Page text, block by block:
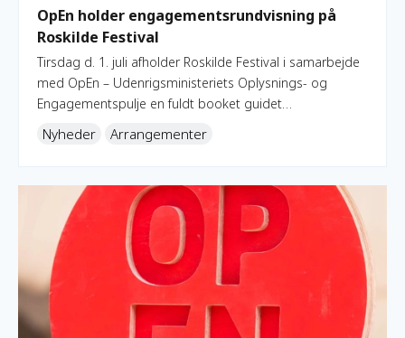
OpEn holder engagementsrundvisning på
Roskilde Festival
Tirsdag d. 1. juli afholder Roskilde Festival i samarbejde
med OpEn – Udenrigsministeriets Oplysnings- og
Engagementspulje en fuldt booket guidet
med efterfølgende netværksmiddag.
Nyheder Arrangementer
OpEn-puljen søger konsulent til erfaringskatalog